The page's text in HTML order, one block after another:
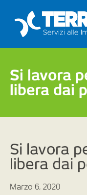
Si lavora
libera dai
Si lavora
libera dai
Marzo 6, 2020